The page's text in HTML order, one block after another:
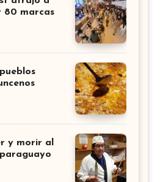
80 marcas
y morir al